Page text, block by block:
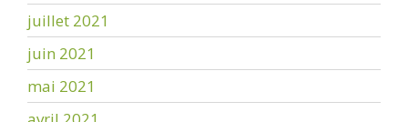
juillet 2021
juin 2021
mai 2021